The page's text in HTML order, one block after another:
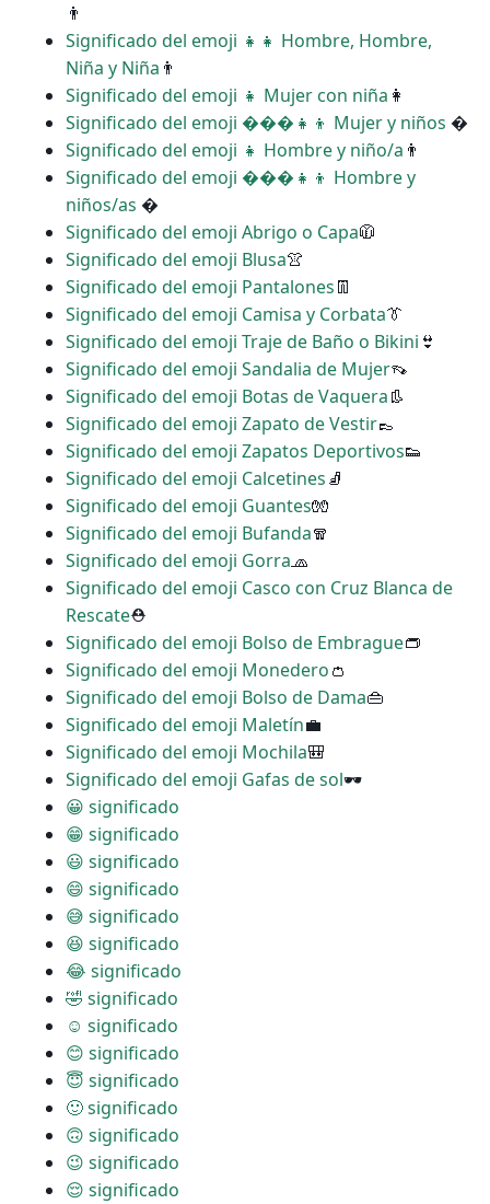
👨
Significado del emoji ‍‍👧‍👧 Hombre, Hombre,
Niña y Niña 👨
Significado del emoji ‍👧 Mujer con niña 👩
Significado del emoji ���‍👧‍👦 Mujer y niños �
Significado del emoji ‍👧 Hombre y niño/a 👨
Significado del emoji ���‍👧‍👦 Hombre y
niños/as �
Significado del emoji Abrigo o Capa🧥
Significado del emoji Blusa👚
Significado del emoji Pantalones👖
Significado del emoji Camisa y Corbata👔
Significado del emoji Traje de Baño o Bikini 👙
Significado del emoji Sandalia de Mujer👡
Significado del emoji Botas de Vaquera👢
Significado del emoji Zapato de Vestir👞
Significado del emoji Zapatos Deportivos👟
Significado del emoji Calcetines🧦
Significado del emoji Guantes🧤
Significado del emoji Bufanda🧣
Significado del emoji Gorra🧢
Significado del emoji Casco con Cruz Blanca de
Rescate⛑
Significado del emoji Bolso de Embrague👝
Significado del emoji Monedero👛
Significado del emoji Bolso de Dama👜
Significado del emoji Maletín💼
Significado del emoji Mochila🎒
Significado del emoji Gafas de sol🕶
😀 significado
😁 significado
😃 significado
😄 significado
😅 significado
😆 significado
😂 significado
🤣 significado
☺ significado
😊 significado
😇 significado
🙂 significado
🙃 significado
😉 significado
😌 significado